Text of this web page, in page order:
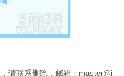
请联系删除，邮箱：master@i-